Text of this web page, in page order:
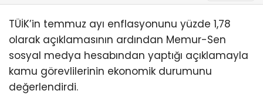
TÜİK’in temmuz ayı enflasyonunu yüzde 1,78
olarak açıklamasının ardından Memur-Sen
sosyal medya hesabından yaptığı açıklamayla
kamu görevlilerinin ekonomik durumunu
değerlendirdi.